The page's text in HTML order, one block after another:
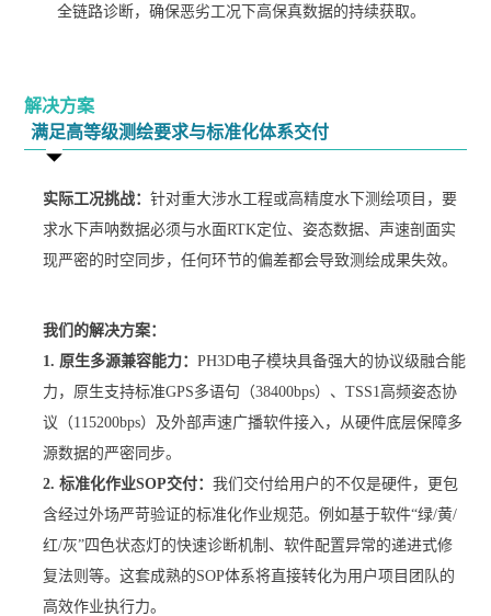
全链路诊断，确保恶劣工况下高保真数据的持续获取。
解决方案
满足高等级测绘要求与标准化体系交付
实际工况挑战：针对重大涉水工程或高精度水下测绘项目，要
求水下声呐数据必须与水面RTK定位、姿态数据、声速剖面实
现严密的时空同步，任何环节的偏差都会导致测绘成果失效。
我们的解决方案：
1. 原生多源兼容能力：PH3D电子模块具备强大的协议级融合能
力，原生支持标准GPS多语句（38400bps）、TSS1高频姿态协
议（115200bps）及外部声速广播软件接入，从硬件底层保障多
源数据的严密同步。
2. 标准化作业SOP交付：我们交付给用户的不仅是硬件，更包
含经过外场严苛验证的标准化作业规范。例如基于软件“绿/黄/
红/灰”四色状态灯的快速诊断机制、软件配置异常的递进式修
复法则等。这套成熟的SOP体系将直接转化为用户项目团队的
高效作业执行力。